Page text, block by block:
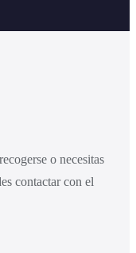
o necesitas
contactar con el